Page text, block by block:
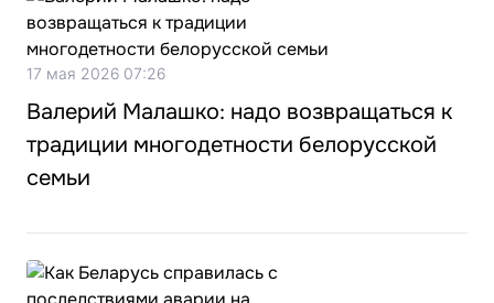
17 мая 2026 07:26
Валерий Малашко: надо возвращаться к
традиции многодетности белорусской
семьи